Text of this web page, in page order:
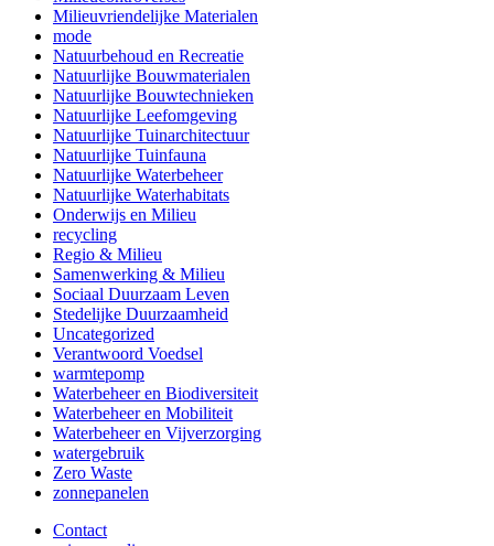
Milieuvriendelijke Materialen
mode
Natuurbehoud en Recreatie
Natuurlijke Bouwmaterialen
Natuurlijke Bouwtechnieken
Natuurlijke Leefomgeving
Natuurlijke Tuinarchitectuur
Natuurlijke Tuinfauna
Natuurlijke Waterbeheer
Natuurlijke Waterhabitats
Onderwijs en Milieu
recycling
Regio & Milieu
Samenwerking & Milieu
Sociaal Duurzaam Leven
Stedelijke Duurzaamheid
Uncategorized
Verantwoord Voedsel
warmtepomp
Waterbeheer en Biodiversiteit
Waterbeheer en Mobiliteit
Waterbeheer en Vijverzorging
watergebruik
Zero Waste
zonnepanelen
Contact